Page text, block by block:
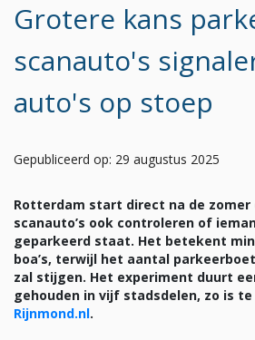
Grotere kans
scanauto's
auto's op stoep
Gepubliceerd op: 29 augustus 2025
Rotterdam start direct na de zomer
scanauto’s ook controleren of
geparkeerd staat. Het betekent
boa’s, terwijl het aantal
zal stijgen. Het experiment duurt
gehouden in vijf stadsdelen, zo is te
Rijnmond.nl.